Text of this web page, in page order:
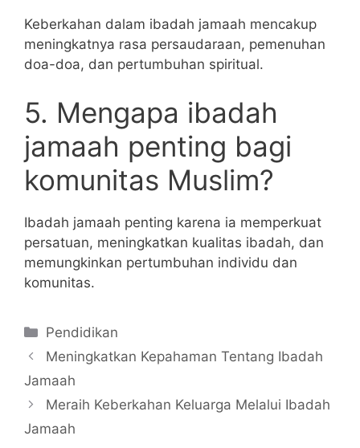
Keberkahan dalam ibadah jamaah mencakup
meningkatnya rasa persaudaraan, pemenuhan
doa-doa, dan pertumbuhan spiritual.
5. Mengapa ibadah
jamaah penting bagi
komunitas Muslim?
Ibadah jamaah penting karena ia memperkuat
persatuan, meningkatkan kualitas ibadah, dan
memungkinkan pertumbuhan individu dan
komunitas.
Categories
Pendidikan
Meningkatkan Kepahaman Tentang Ibadah
Jamaah
Meraih Keberkahan Keluarga Melalui Ibadah
Jamaah